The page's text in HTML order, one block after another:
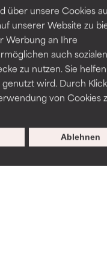
unsere Cookies
unserer Website zu
Werbung an Ihre
auch sozialen
zu nutzen. Sie
wird. Durch
von Cookies
Ablehnen
Haltbarkeits- oder
wenn es mit
Kann bei
mehr, als
noch keine
Haltbarkeits- oder
wenn es mit
Kann bei
mehr, als
noch keine